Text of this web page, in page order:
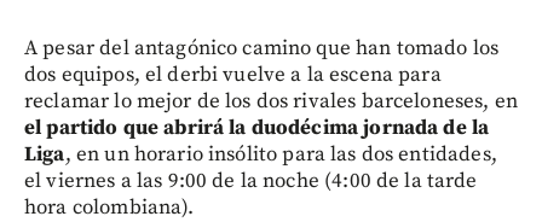
A pesar del antagónico camino que han tomado los
dos equipos, el derbi vuelve a la escena para
reclamar lo mejor de los dos rivales barceloneses, en
el partido que abrirá la duodécima jornada de la
Liga, en un horario insólito para las dos entidades,
el viernes a las 9:00 de la noche (4:00 de la tarde
hora colombiana).